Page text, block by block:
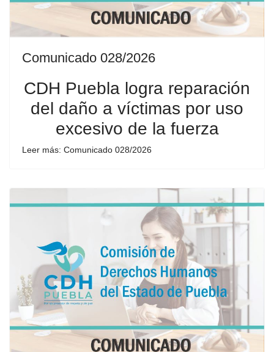
Comunicado 028/2026
CDH Puebla logra reparación
del daño a víctimas por uso
excesivo de la fuerza
Leer más: Comunicado 028/2026